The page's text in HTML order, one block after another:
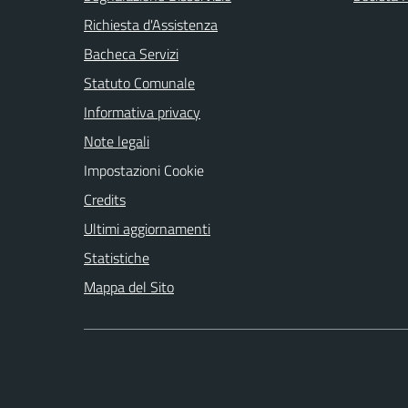
Richiesta d'Assistenza
Bacheca Servizi
Statuto Comunale
Informativa privacy
Note legali
Impostazioni Cookie
Credits
Ultimi aggiornamenti
Statistiche
Mappa del Sito